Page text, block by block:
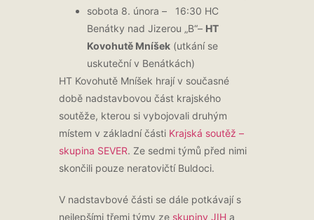
sobota 8. února – 16:30 HC
Benátky nad Jizerou „B“– HT
Kovohutě Mníšek (utkání se
uskuteční v Benátkách)
HT Kovohutě Mníšek hrají v současné
době nadstavbovou část krajského
soutěže, kterou si vybojovali druhým
místem v základní části Krajská soutěž –
skupina SEVER. Ze sedmi týmů před nimi
skončili pouze neratovičtí Buldoci.
V nadstavbové části se dále potkávají s
nejlepšími třemi týmy ze skupiny JIH a